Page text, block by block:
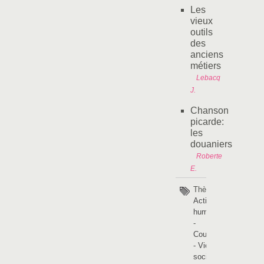
Les
vieux
outils
des
anciens
métiers
Lebacq
J.
Chanson
picarde:
les
douaniers
Roberte
E.
Thèmes :
Activités
humaines
-
Coutumes
- Vie
sociale